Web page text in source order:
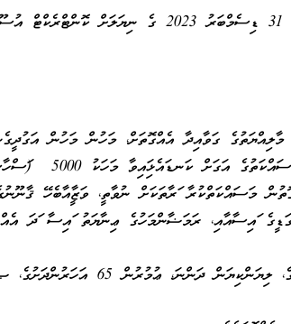
މި ސްކޫލްގެ ސެކިޔުރިޓީ ބެލެހެއްޓުމުގެ މަސައްކަތް، 31 ޑިސެމްބަރު
ގަވާއިދާ އެއްގޮތަށް، މަހުން މަހުން
ވުމާއެކު، މި މަސައްކަތާ
މަސައްކަތްކުރާ ފަރާތަކަށް ނުވާތީ، ވަޒީފާއާބެހޭ
ފައިސާއާއި، ރަމަޟާންމަހުގެ ޢިނާޔަތު ފައިސާ ފަދަ
މިމަސައްކަތް ކޮށްދިނުމަށް ކުރިމަތިލެވޭނީ ރަނގަޅު އަޚުލާގެއްގެ،